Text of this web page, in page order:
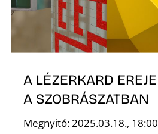
A LÉZERKARD
A SZOBRÁSZATBAN
Megnyitó: 2025.03.18., 18:00